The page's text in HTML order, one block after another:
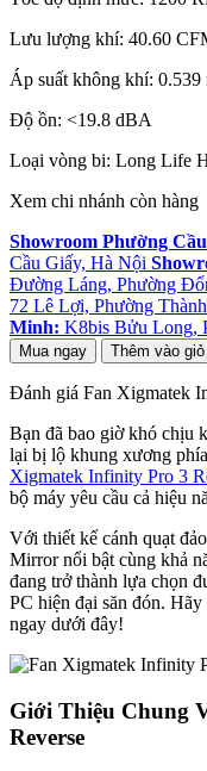
Lưu lượng khí: 40.60
Áp suất không khí: 0.539
Độ ồn: <19.8 dBA
Loại vòng bi: Long Life
Xem chi nhánh còn hàng
Showroom Phường
Cầu Giấy, Hà Nội
Đường Láng, Phường
72 Lê Lợi, Phường
Minh: K8bis Bửu Long,
Mua ngay Thêm vào giỏ
Đánh giá Fan Xigmatek
Bạn đã bao giờ khó chịu
lại bị lộ khung xương
Xigmatek Infinity Pro 3
bộ máy yêu cầu cả hiệu
Với thiết kế cánh quạt
Mirror nổi bật cùng khả
đang trở thành lựa chọn
PC hiện đại săn đón. Hãy
ngay dưới đây!
Giới Thiệu Chung
Reverse